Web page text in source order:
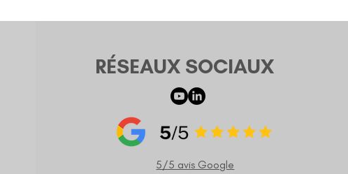
RÉSEAUX SOCIAUX
5/5 avis Google